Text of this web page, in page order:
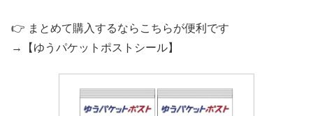
👉 まとめて購入するならこちらが便利です
→【ゆうパケットポストシール】